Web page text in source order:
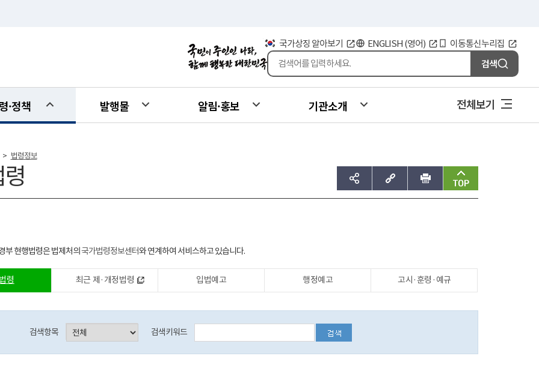
국가상징 알아보기 ENGLISH (영어) 이동통신누리집
검색
·정책 발행물 알림·홍보 기관소개 전체보기
> 법령정보
sns공유하기 주소복사 인쇄 맨위로
부 현행법령은 법제처의국가법령정보센터와 연계하여 서비스하고 있습니다.
령 최근 제·개정법령 입법예고 행정예고 고시·훈령·예규
검색항목 검색키워드